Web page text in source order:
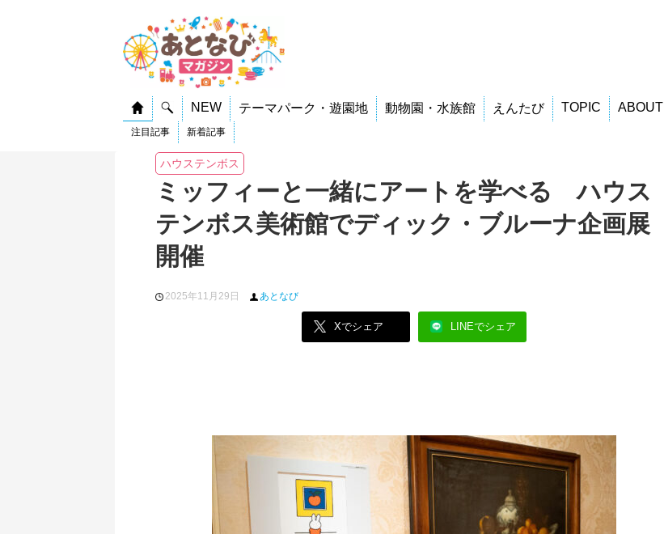
NEW テーマパーク・遊園地 動物園・水族館 えんたび TOPIC ABOUT
注目記事 新着記事
ハウステンボス
ミッフィーと一緒にアートを学べる ハウス
テンボス美術館でディック・ブルーナ企画展
開催
2025年11月29日 あとなび
Xでシェア LINEでシェア